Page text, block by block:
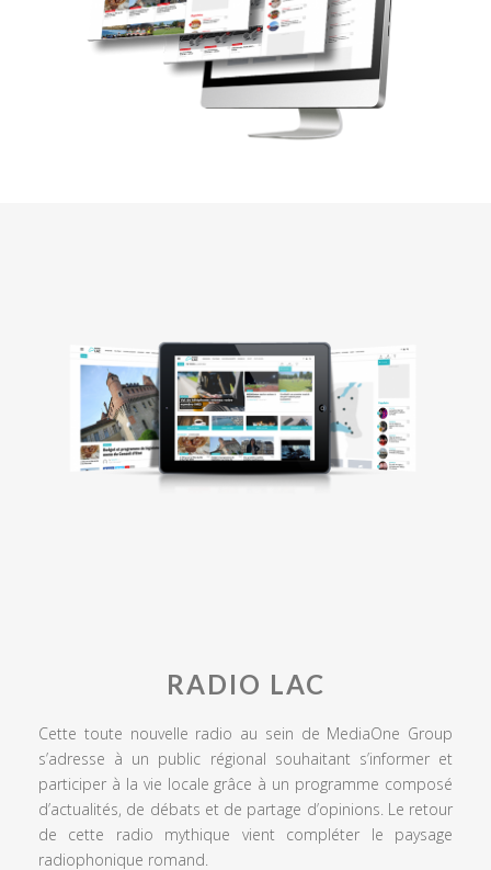
RADIO LAC
Cette toute nouvelle radio au sein de MediaOne Group
s’adresse à un public régional souhaitant s’informer et
participer à la vie locale grâce à un programme composé
d’actualités, de débats et de partage d’opinions. Le retour
de cette radio mythique vient compléter le paysage
radiophonique romand.